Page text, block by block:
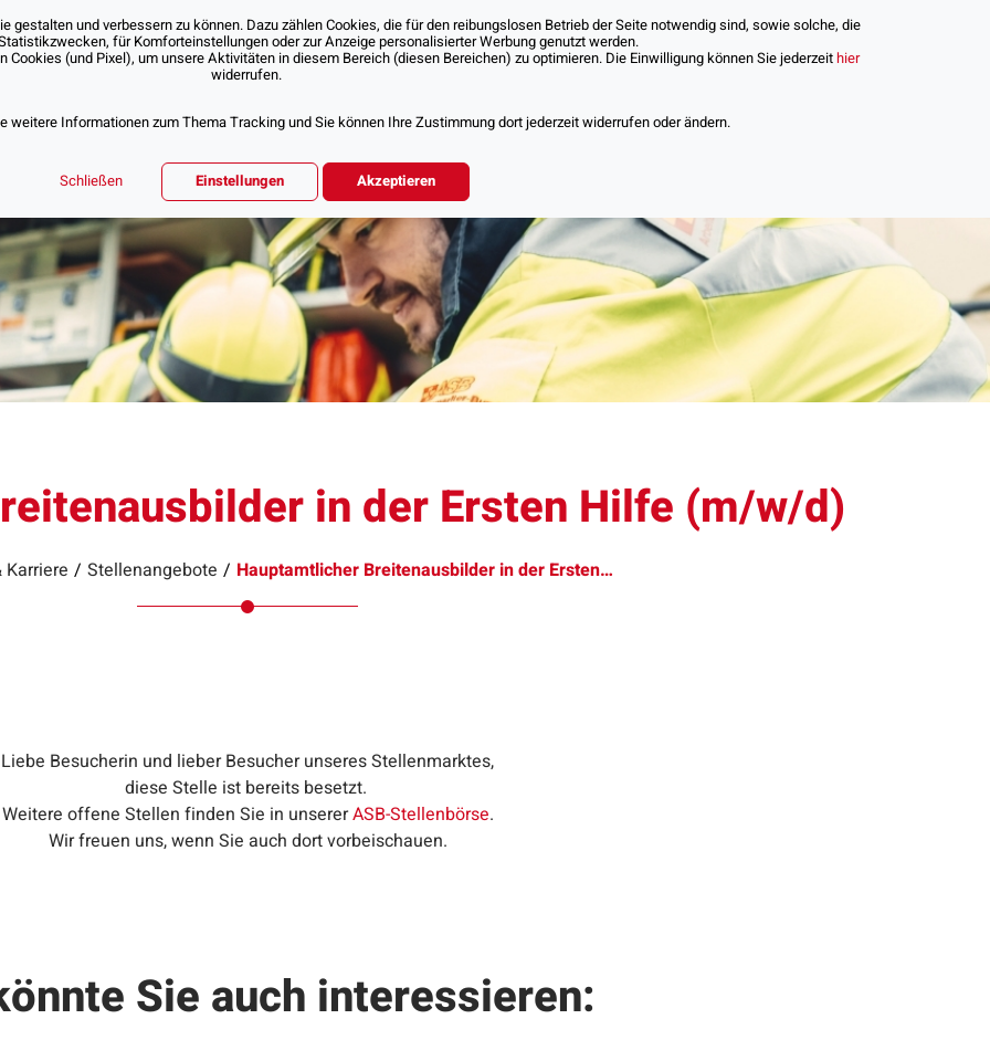
Über Uns Unsere Angebote Jobs & Karriere
in der Ersten Hilfe (m/w/d)
Karriere / Stellenangebote / Hauptamtlicher Breitenausbilder in der Ersten…
Liebe Besucherin und lieber Besucher unseres Stellenmarktes,
diese Stelle ist bereits besetzt.
Weitere offene Stellen finden Sie in unsererASB-Stellenbörse.
Wir freuen uns, wenn Sie auch dort vorbeischauen.
Sie auch interessieren:
gestalten und verbessern zu können. Dazu zählen Cookies, die für den reibungslosen Betrieb der Seite notwendig sind, sowie solche, die
für Komforteinstellungen oder zur Anzeige personalisierter Werbung genutzt werden.
(und Pixel), um unsere Aktivitäten in diesem Bereich (diesen Bereichen) zu optimieren. Die Einwilligung können Sie jederzeithier
widerrufen.
weitere Informationen zum Thema Tracking und Sie können Ihre Zustimmung dort jederzeit widerrufen oder ändern.
Schließen Einstellungen Akzeptieren